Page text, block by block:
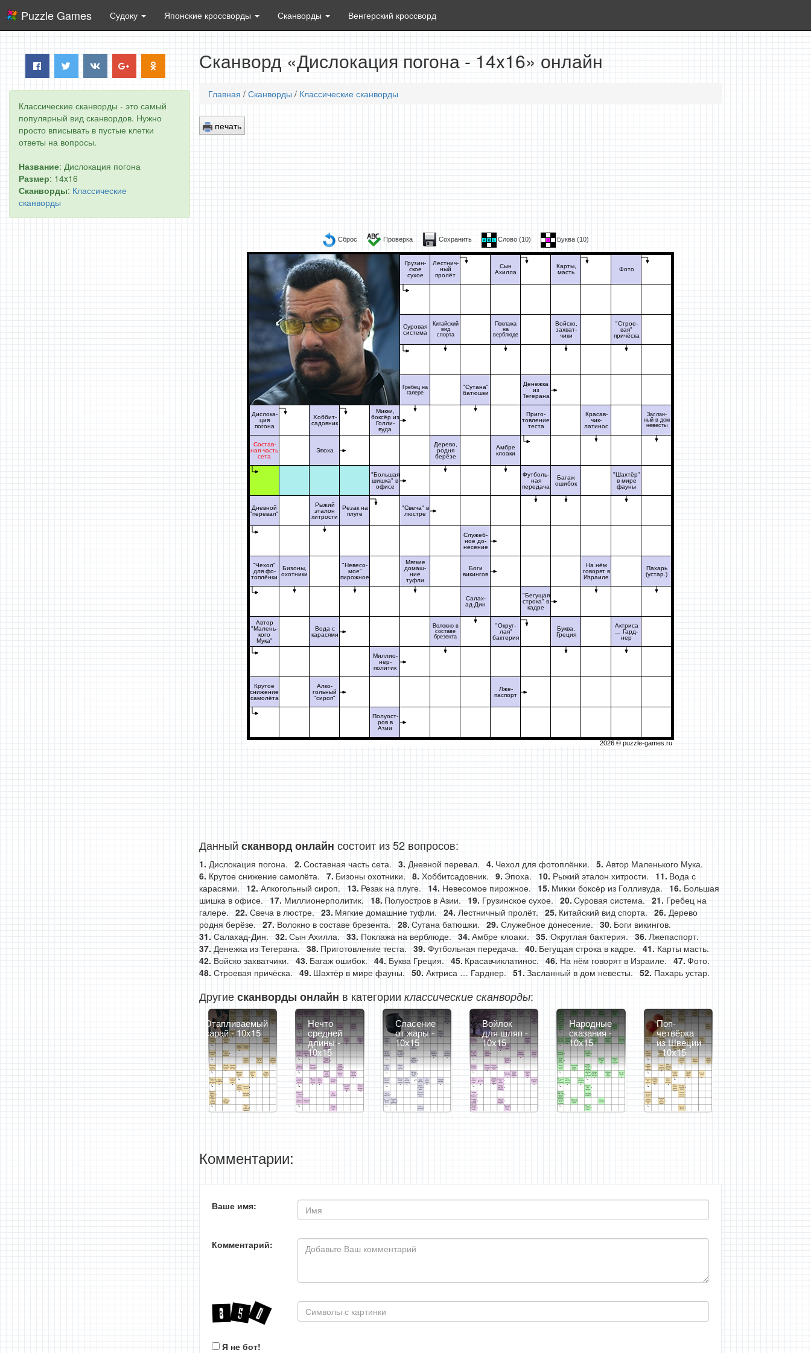
Puzzle Games Судоку Японские кроссворды Сканворды Венгерский кроссворд
Классические сканворды - это самый
популярный вид сканвордов. Нужно
просто вписывать в пустые клетки
ответы на вопросы.
Название: Дислокация погона
Размер: 14x16
Сканворды: Классические
сканворды
Сканворд «Дислокация погона - 14x16» онлайн
Главная / Сканворды / Классические сканворды
печать
Сброс Проверка Сохранить Слово (10) Буква (10)
Дислока-
ция
погона
Состав-
ная часть
сета
Дневной
"перевал"
"Чехол"
для фо-
топлёнки
Автор
"Малень-
кого
Мука"
Крутое
снижение
самолёта
Бизоны,
охотники
Хоббит-
садовник
Эпоха
Рыжий
эталон
хитрости
Вода с
карасями
Алко-
гольный
"сироп"
Резак на
плуге
"Невесо-
мое"
пирожное
Микки,
боксёр из
Голли-
вуда
"Большая
шишка" в
офисе
Миллио-
нер-
политик
Полуост-
ров в
Азии
Грузин-
ское
сухое
Суровая
система
Гребец на
галере
"Свеча" в
люстре
Мягкие
домаш-
ние
туфли
Лестнич-
ный
пролёт
Китайский
вид
спорта
Дерево,
родня
берёзе
Волокно в
составе
брезента
"Сутана"
батюшки
Служеб-
ное до-
несение
Боги
викингов
Салах-
ад-Дин
Сын
Ахилла
Поклажа
на
верблюде
Амбре
клоаки
"Округ-
лая"
бактерия
Лже-
паспорт
Денежка
из
Тегерана
Приго-
товление
теста
Футболь-
ная
передача
"Бегущая
строка" в
кадре
Карты,
масть
Войско,
захват-
чики
Багаж
ошибок
Буква,
Греция
Красав-
чик-
латинос
На нём
говорят в
Израиле
Фото
"Строе-
вая"
причёска
"Шахтёр"
в мире
фауны
Актриса
… Гард-
нер
Заслан-
ный в дом
невесты
Пахарь
(устар.)
2026 © puzzle-games.ru
Данный сканворд онлайн состоит из 52 вопросов:
Дислокация погона. Составная часть сета. Дневной перевал. Чехол для фотоплёнки.
Автор Маленького Мука.
Крутое снижение самолёта.
Бизоны охотники. Хоббитсадовник. Эпоха. Рыжий эталон хитрости.
Вода с
карасями.
Алкогольный сироп. Резак на плуге. Невесомое пирожное. Микки боксёр из Голливуда.
Большая
шишка в офисе.
Миллионерполитик. Полуостров в Азии. Грузинское сухое. Суровая система.
Гребец на
галере.
Свеча в люстре. Мягкие домашние туфли. Лестничный пролёт. Китайский вид спорта.
Дерево
родня берёзе.
Волокно в составе брезента. Сутана батюшки. Служебное донесение.
Боги викингов.
Салахад-Дин.
Сын Ахилла. Поклажа на верблюде. Амбре клоаки. Округлая бактерия.
Лжепаспорт.
Денежка из Тегерана.
Приготовление теста. Футбольная передача. Бегущая строка в кадре.
Карты масть.
Войско захватчики.
Багаж ошибок. Буква Греция. Красавчиклатинос. На нём говорят в Израиле.
Фото.
Строевая причёска.
Шахтёр в мире фауны. Актриса … Гарднер. Засланный в дом невесты. Пахарь устар.
Другиесканворды онлайн в категории классические сканворды:
Отапливаемый
сарай - 10x15
Нечто
средней
длины -
10x15
Спасение
от жары -
10x15
Войлок
для шляп -
10x15
Народные
сказания -
10x15
Поп-
четвёрка
из Швеции
- 10x15
Комментарии:
Ваше имя:
Комментарий:
Я не бот!